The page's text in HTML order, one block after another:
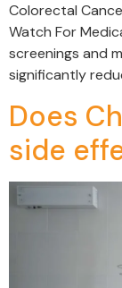
Colorectal
Watch For
screenings and
significantly
Does
side